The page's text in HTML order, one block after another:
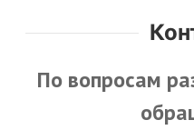
По вопросам